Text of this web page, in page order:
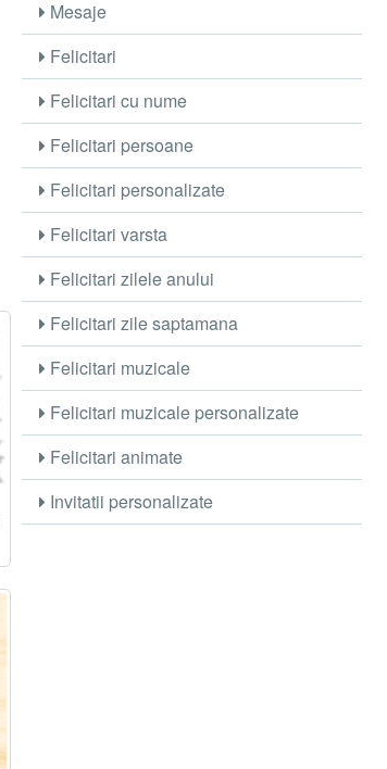
Mesaje
Felicitari
Felicitari cu nume
Felicitari persoane
Felicitari personalizate
Felicitari varsta
Felicitari zilele anului
Felicitari zile saptamana
Felicitari muzicale
Felicitari muzicale personalizate
Felicitari animate
Invitatii personalizate